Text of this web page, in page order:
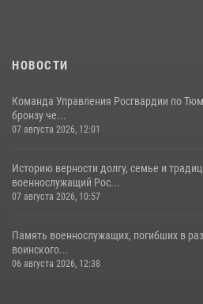
НОВОСТИ
Команда Управления Росгвардии по
бронзу че...
07 августа 2026, 12:01
Историю верности долгу, семье и
военнослужащий Рос...
07 августа 2026, 10:57
Память военнослужащих, погибших в
воинского...
06 августа 2026, 12:38